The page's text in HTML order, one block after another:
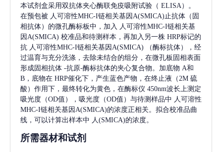
本试剂盒采用双抗体夹心酶联免疫吸附试验（ ELISA）。
在预包被 人可溶性MHC-I链相关基因A(SMICA)止抗体（固
相抗体）的微孔酶标板中，加入 人可溶性MHC-I链相关基
因A(SMICA) 校准品和待测样本，再加入另一株 HRP标记的
抗 人可溶性MHC-I链相关基因A(SMICA)
（酶标抗体），经
过温育与充分洗涤，去除未结合的组分，在微孔板固相表面
形成固相抗体 -抗原-酶标抗体的夹心复合物。加底物 A和
B，底物在 HRP催化下，产生蓝色产物，在终止液（2M 硫
酸）作用下，最终转化为黄色，在酶标仪 450nm波长上测定
吸光度（OD值），吸光度（OD值）与待测样品中 人可溶性
MHC-I链相关基因A(SMICA)的浓度正相关。拟合校准品曲
线，可以计算出样本中 人(SMICA)的浓度。
所需器材和试剂